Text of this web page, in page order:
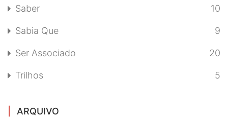
Saber 10
Sabia Que 9
Ser Associado 20
Trilhos 5
ARQUIVO